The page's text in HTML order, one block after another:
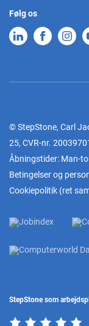
Følg os
© StepStone, Carl
25, CVR-nr.
Åbningstider: Man-
Betingelser og
Cookiepolitik (ret
StepStone som